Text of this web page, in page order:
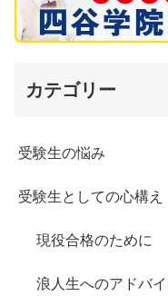
カテゴリー
受験生の悩み
受験生としての心構え
現役合格のために
浪人生へのアドバイ